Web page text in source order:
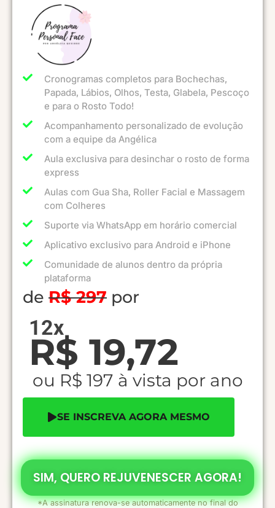
SIM, QUERO REJUVENESCER AGORA!
Cronogramas completos para Bochechas,
Papada, Lábios, Olhos, Testa, Glabela, Pescoço
e para o Rosto Todo!
Acompanhamento personalizado de evolução
com a equipe da Angélica​
Aula exclusiva para desinchar o rosto de forma
express​
Aulas com Gua Sha, Roller Facial e Massagem
com Colheres​
Suporte via WhatsApp em horário comercial​
Aplicativo exclusivo para Android e iPhone​
Comunidade de alunos dentro da própria
plataforma​
de R$ 297 por
12x
R$ 19,72
ou R$ 197 à vista por ano
SE INSCREVA AGORA MESMO
*A assinatura renova-se automaticamente no final do